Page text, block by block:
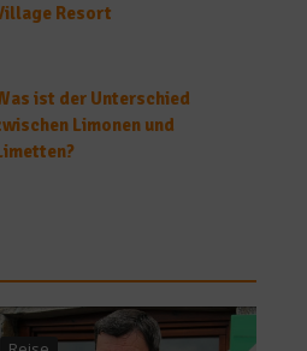
Resort
ist der Unterschied
Limonen und